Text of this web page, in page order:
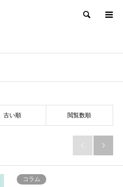
検索
古い順 閲覧数順
 
コラム